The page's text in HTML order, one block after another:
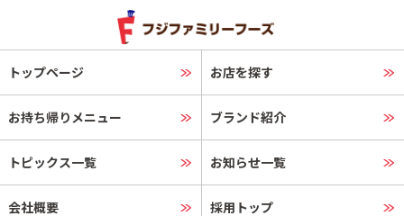
トップページ お店を探す
お持ち帰りメニュー ブランド紹介
トピックス一覧 お知らせ一覧
会社概要 採用トップ